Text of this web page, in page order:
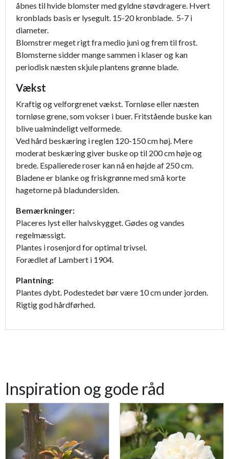
åbnes til hvide blomster med gyldne støvdragere. Hvert
kronblads basis er lysegult. 15-20 kronblade. 5-7 i
diameter.
Blomstrer meget rigt fra medio juni og frem til frost.
Blomsterne sidder mange sammen i klaser og kan
periodisk næsten skjule plantens grønne blade.
Vækst
Kraftig og velforgrenet vækst. Tornløse eller næsten
tornløse grene, som vokser i buer. Fritstående buske kan
blive ualmindeligt velformede.
Ved hård beskæring i reglen 120-150 cm høj. Mere
moderat beskæring giver buske op til 200 cm høje og
brede. Espalierede roser kan nå en højde af 250 cm.
Bladene er blanke og friskgrønne med små korte
hagetorne på bladundersiden.
Bemærkninger:
Placeres lyst eller halvskygget. Gødes og vandes
regelmæssigt.
Plantes i rosenjord for optimal trivsel.
Forædlet af Lambert i 1904.
Plantning:
Plantes dybt. Podestedet bør være 10 cm under jorden.
Rigtig god hårdførhed.
Inspiration og gode råd